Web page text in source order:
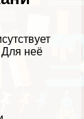
Для неё